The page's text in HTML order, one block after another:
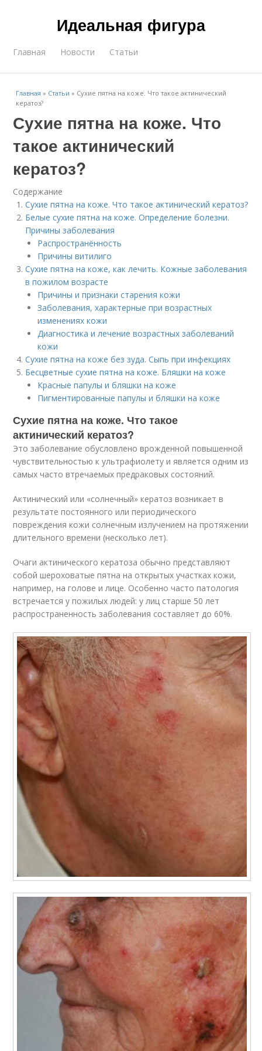
Идеальная фигура
Главная Новости Статьи
Главная » Статьи » Сухие пятна на коже. Что такое актинический
кератоз?
Сухие пятна на коже. Что
такое актинический
кератоз?
Содержание
Сухие пятна на коже. Что такое актинический кератоз?
Белые сухие пятна на коже. Определение болезни.
Причины заболевания
Распространённость
Причины витилиго
Сухие пятна на коже, как лечить. Кожные заболевания
в пожилом возрасте
Причины и признаки старения кожи
Заболевания, характерные при возрастных
изменениях кожи
Диагностика и лечение возрастных заболеваний
кожи
Сухие пятна на коже без зуда. Сыпь при инфекциях
Бесцветные сухие пятна на коже. Бляшки на коже
Красные папулы и бляшки на коже
Пигментированные папулы и бляшки на коже
Сухие пятна на коже. Что такое
актинический кератоз?
Это заболевание обусловлено врожденной повышенной
чувствительностью к ультрафиолету и является одним из
самых часто втречаемых предраковых состояний.
Актинический или «солнечный» кератоз возникает в
результате постоянного или периодического
повреждения кожи солнечным излучением на протяжении
длительного времени (несколько лет).
Очаги актинического кератоза обычно представляют
собой шероховатые пятна на открытых участках кожи,
например, на голове и лице. Особенно часто патология
встречается у пожилых людей: у лиц старше 50 лет
распространенность заболевания составляет до 60%.